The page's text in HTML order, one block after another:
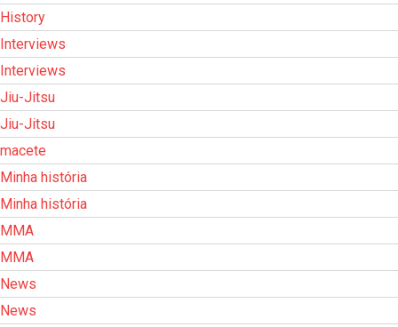
History
Interviews
Interviews
Jiu-Jitsu
Jiu-Jitsu
macete
Minha história
Minha história
MMA
MMA
News
News